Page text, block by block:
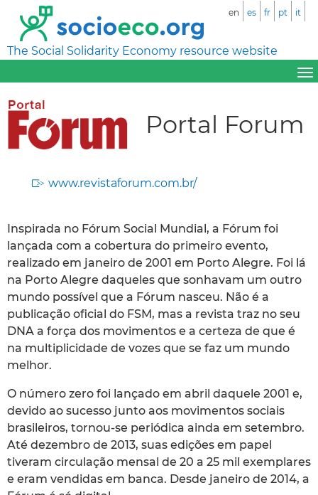
The Social Solidarity Economy resource website
en es fr pt it
Portal Forum
www.revistaforum.com.br/
Inspirada no Fórum Social Mundial, a Fórum foi
lançada com a cobertura do primeiro evento,
realizado em janeiro de 2001 em Porto Alegre. Foi lá
na Porto Alegre daqueles que sonhavam um outro
mundo possível que a Fórum nasceu. Não é a
publicação oficial do FSM, mas a revista traz no seu
DNA a força dos movimentos e a certeza de que é
na multiplicidade de vozes que se faz um mundo
melhor.
O número zero foi lançado em abril daquele 2001 e,
devido ao sucesso junto aos movimentos sociais
brasileiros, tornou-se periódica ainda em setembro.
Até dezembro de 2013, suas edições em papel
tiveram circulação mensal de 20 a 25 mil exemplares
e eram vendidas em banca. Desde janeiro de 2014, a